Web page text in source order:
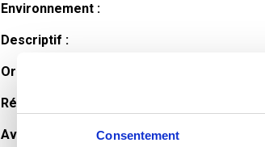
Consentement
Environnement :
Descriptif :
Organisation et horaires :
Rémunération :
Avantages :